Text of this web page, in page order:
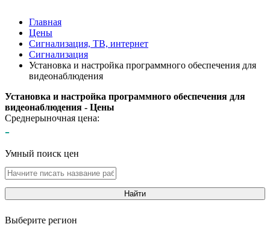
Главная
Цены
Сигнализация, ТВ, интернет
Сигнализация
Установка и настройка программного обеспечения для
видеонаблюдения
Установка и настройка программного обеспечения для
видеонаблюдения - Цены
Среднерыночная цена:
-
Умный поиск цен
Найти
Выберите регион